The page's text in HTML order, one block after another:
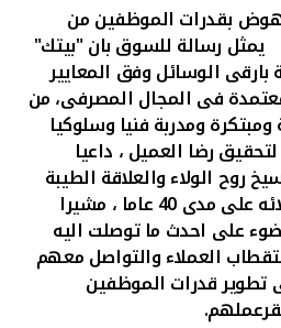
بقدرات الموظفين من
يمثل رسالة للسوق بان "بيتك"
الوسائل وفق المعايير
فى المجال المصرفى، من
ومدربة فنيا وسلوكيا
رضا العميل ، داعيا
روح الولاء والعلاقة الطيبة
القائمة بين "بيتك" وعملائه على مدى 40 عاما ، مشيرا
على احدث ما توصلت اليه
العملاء والتواصل معهم
قدرات الموظفين